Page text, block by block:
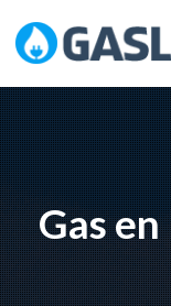
Skip
to
content
Gas